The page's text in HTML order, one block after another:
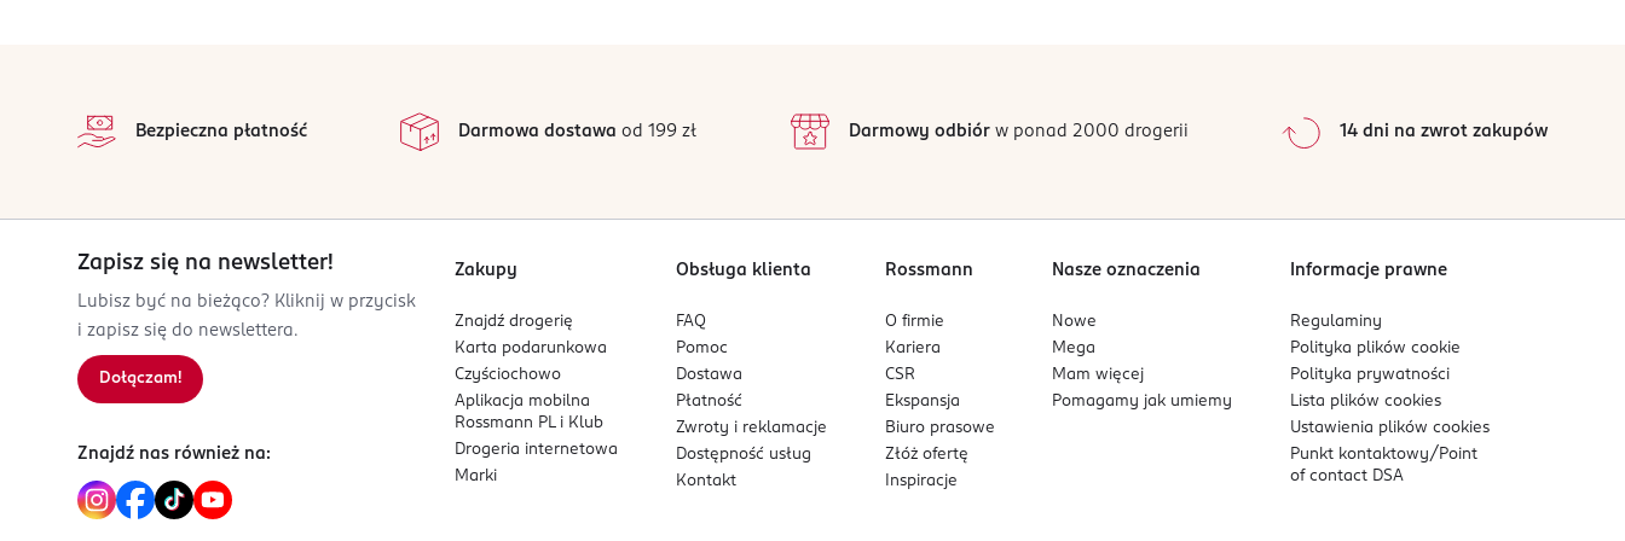
50303
37251902620
Kod EAN
8 809864 759664
2
1
0%
Sortowanie wgdata: od najnowszej
Bezpieczna płatność Darmowa dostawa od 199 zł Darmowy odbiórw ponad 2000 drogerii 14 dni na zwrot zakupów
Zapisz się na newsletter!
Lubisz być na bieżąco? Kliknij w przycisk
i zapisz się do newslettera.
Dołączam!
Znajdź nas również na:
Zakupy
Znajdź drogerię
Karta podarunkowa
Czyściochowo
Aplikacja mobilna
Rossmann PL i Klub
Drogeria internetowa
Marki
Obsługa klienta
FAQ
Pomoc
Dostawa
Płatność
Zwroty i reklamacje
Dostępność usług
Kontakt
Rossmann
O firmie
Kariera
CSR
Ekspansja
Biuro prasowe
Złóż ofertę
Inspiracje
Nasze oznaczenia
Nowe
Mega
Mam więcej
Pomagamy jak umiemy
Informacje prawne
Regulaminy
Polityka plikówcookie
Polityka prywatności
Lista plikówcookies
Ustawienia plikówcookies
Punkt kontaktowy/ Point
of contact DSA